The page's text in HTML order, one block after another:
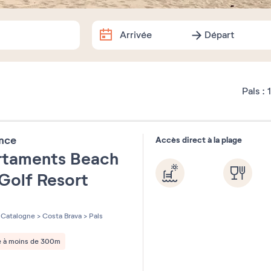
Arrivée Départ
ma me je ve
Pals : 1
Beach
Resort
sur 5
Catalogne > Costa Brava > Pals
à moins de 300m
Accès direct à la plage